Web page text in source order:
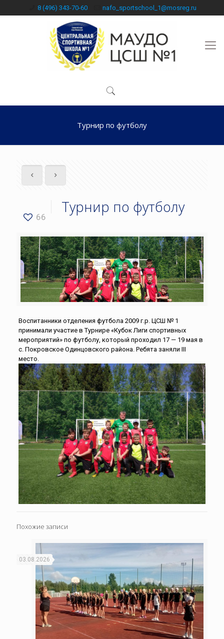
8 (496) 343-70-60 nafo_sportschool_1@mosreg.ru
Турнир по футболу
66
Турнир по футболу
Воспитанники отделения футбола 2009 г.р. ЦСШ № 1
принимали участие в Турнире «Кубок Лиги спортивных
мероприятий» по футболу, который проходил 17 — 19 мая в
с. Покровское Одинцовского района. Ребята заняли III
место.
Похожие записи
03.08.2026